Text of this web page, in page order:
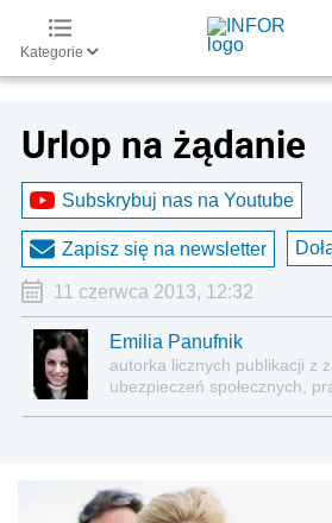
Kategorie
Urlop na żądanie
Subskrybuj nas na Youtube
Zapisz się na newsletter
11 czerwca 2013, 12:32
Emilia Panufnik
autorka licznych publikacji z
ubezpieczeń społecznych,